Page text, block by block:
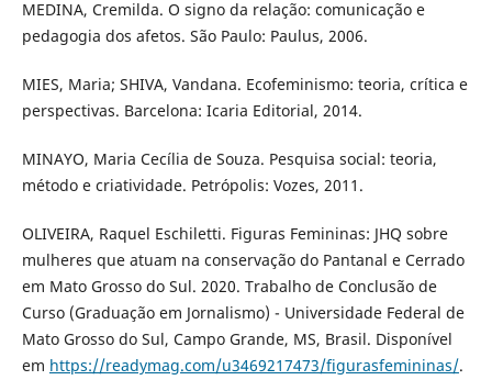
MEDINA, Cremilda. O signo da relação: comunicação e
pedagogia dos afetos. São Paulo: Paulus, 2006.
MIES, Maria; SHIVA, Vandana. Ecofeminismo: teoria, crítica e
perspectivas. Barcelona: Icaria Editorial, 2014.
MINAYO, Maria Cecília de Souza. Pesquisa social: teoria,
método e criatividade. Petrópolis: Vozes, 2011.
OLIVEIRA, Raquel Eschiletti. Figuras Femininas: JHQ sobre
mulheres que atuam na conservação do Pantanal e Cerrado
em Mato Grosso do Sul. 2020. Trabalho de Conclusão de
Curso (Graduação em Jornalismo) - Universidade Federal de
Mato Grosso do Sul, Campo Grande, MS, Brasil. Disponível
em https://readymag.com/u3469217473/figurasfemininas/.